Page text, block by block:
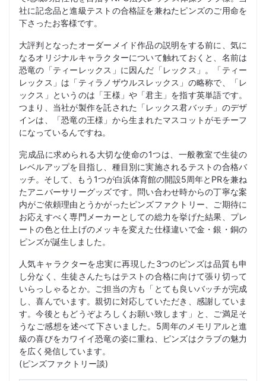
社に記念品と進級テストの合格証を兼ねたピンズのご用命を
下さったお客様です。
大評判となったオーダーメイド作品の説明をする前に、気に
なるオリジナルキャラクターについて触れておくと、名前は
恐竜の「ティーレックス」に因んだ「レックス」。「ティー
レックス」は「ティラノザウルスレックス」の略称で、「レ
ックス」というのは「王様」や「君主」を指す英単語です。
つまり、当社が製作を託された「レックス君バッチ」のデザ
インは、「恐竜の王様」から生まれたマスコットがモチーフ
になっているんですね。
完成品に求められる大切な使命の1つは、一般教室で生徒の
レベルアップを目指し、種目別に実施されるテストの合格バ
ッチ。そして、もう1つが白浜体育館の開設5周年とPRを兼ね
たアニバーサリーグッズです。問い合わせ時からの丁寧な案
内がご依頼理由とうかがったピンズファクトリー、ご期待に
お応えすべく専門メーカーとしての総力を挙げた結果、プレ
ートの色と仕上げのメッキを変えた仕様違いで金・銀・銅の
ピンズが誕生しました。
人気キャラクターを忠実に再現した3つのピンズは品質も申
し分なく、生徒さんたちはテストの合格に向けて張り切って
いらっしゃるとか。ご担当の方も「とても良いバッチが完成
し、喜んでいます。親切に対応していただき、感謝していま
す。今後ともどうぞよろしくお願い致します」と、ご満足そ
うなご感想を述べて下さいました。5周年のメモリアルと進
級の喜びをカワイイ恐竜の姿に重ね、ピンズはクラブの魅力
を広く発信しています。
(ピンズファクトリー談)